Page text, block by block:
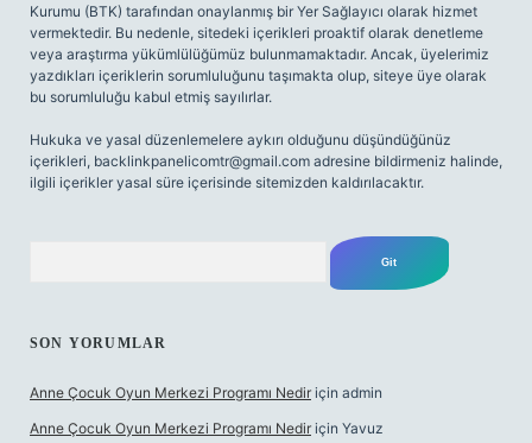
Kurumu (BTK) tarafından onaylanmış bir Yer Sağlayıcı olarak hizmet
vermektedir. Bu nedenle, sitedeki içerikleri proaktif olarak denetleme
veya araştırma yükümlülüğümüz bulunmamaktadır. Ancak, üyelerimiz
yazdıkları içeriklerin sorumluluğunu taşımakta olup, siteye üye olarak
bu sorumluluğu kabul etmiş sayılırlar.
Hukuka ve yasal düzenlemelere aykırı olduğunu düşündüğünüz
içerikleri, backlinkpanelicomtr@gmail.com adresine bildirmeniz halinde,
ilgili içerikler yasal süre içerisinde sitemizden kaldırılacaktır.
SON YORUMLAR
Anne Çocuk Oyun Merkezi Programı Nedir için admin
Anne Çocuk Oyun Merkezi Programı Nedir için Yavuz